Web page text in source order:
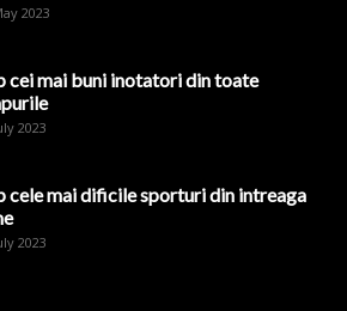
2023
cei mai buni inotatori din toate
2023
cele mai dificile sporturi din intreaga
2023